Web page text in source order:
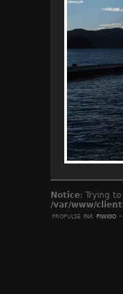
Notice: Trying
/var/www/
propulsé par piwigo-